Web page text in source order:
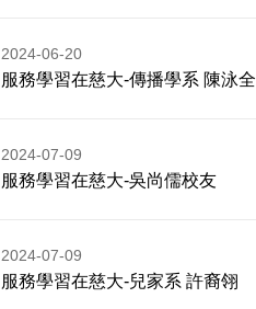
服務學習在慈大-傳播學系 陳泳全
2024-06-20
服務學習在慈大-吳尚儒校友
2024-07-09
服務學習在慈大-兒家系 許裔翎
2024-07-09